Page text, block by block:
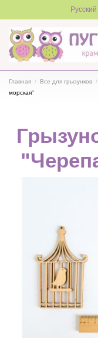
Русский
Главная Все для грызунков
морская"